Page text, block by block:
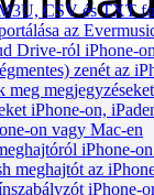
CSV és TXT
az
Drive-ról iPhone-
zenét az
iPhone-on,
on vagy Mac-en
iPhone-
meghajtót az